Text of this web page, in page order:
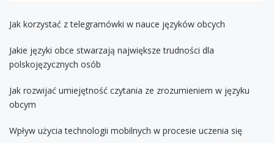
Jak korzystać z telegramówki w nauce języków obcych
Jakie języki obce stwarzają największe trudności dla
polskojęzycznych osób
Jak rozwijać umiejętność czytania ze zrozumieniem w języku
obcym
Wpływ użycia technologii mobilnych w procesie uczenia się